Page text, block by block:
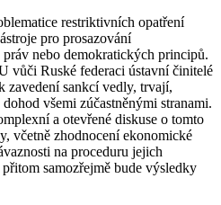
restriktivních opatření
pro prosazování
nebo demokratických principů.
vůči Ruské federaci ústavní činitelé
zavedení sankcí vedly, trvají,
všemi zúčastněnými stranami.
a otevřené diskuse o tomto
včetně zhodnocení ekonomické
na proceduru jejich
samozřejmě bude výsledky